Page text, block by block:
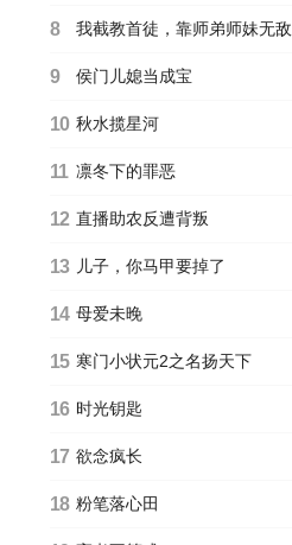
8 我截教首徒，靠师弟师妹无敌
9 侯门儿媳当成宝
10 秋水揽星河
11 凛冬下的罪恶
12 直播助农反遭背叛
13 儿子，你马甲要掉了
14 母爱未晚
15 寒门小状元2之名扬天下
16 时光钥匙
17 欲念疯长
18 粉笔落心田